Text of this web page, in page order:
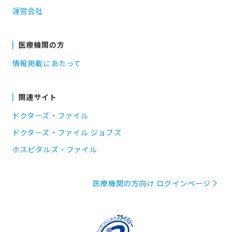
運営会社
医療機関の方
情報掲載にあたって
関連サイト
ドクターズ・ファイル
ドクターズ・ファイル ジョブズ
ホスピタルズ・ファイル
医療機関の方向け ログインページ